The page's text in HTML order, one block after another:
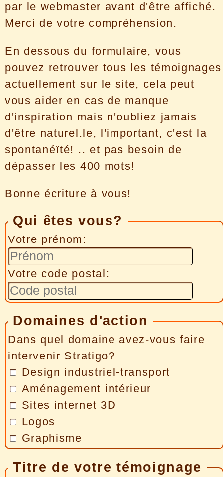
par le webmaster avant d'être affiché.
Merci de votre compréhension.
En dessous du formulaire, vous
pouvez retrouver tous les témoignages
actuellement sur le site, cela peut
vous aider en cas de manque
d'inspiration mais n'oubliez jamais
d'être naturel.le, l'important, c'est la
spontanéïté! .. et pas besoin de
dépasser les 400 mots!
Bonne écriture à vous!
Qui êtes vous?
Votre prénom:
Votre code postal:
Domaines d'action
Dans quel domaine avez-vous faire
intervenir Stratigo?
Design industriel-transport
Aménagement intérieur
Sites internet 3D
Logos
Graphisme
Titre de votre témoignage